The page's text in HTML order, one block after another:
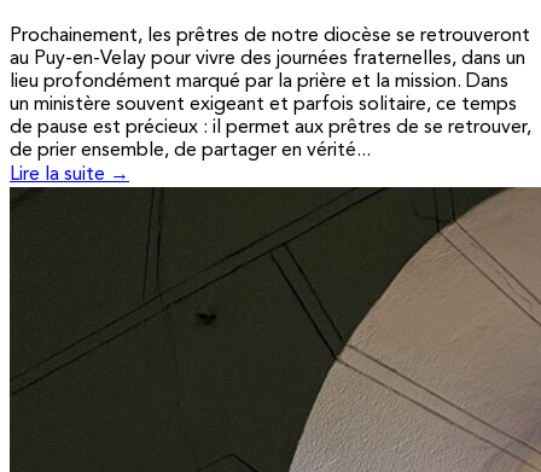
Prochainement, les prêtres de notre diocèse se retrouveront
au Puy-en-Velay pour vivre des journées fraternelles, dans un
lieu profondément marqué par la prière et la mission. Dans
un ministère souvent exigeant et parfois solitaire, ce temps
de pause est précieux : il permet aux prêtres de se retrouver,
de prier ensemble, de partager en vérité...
Lire la suite →